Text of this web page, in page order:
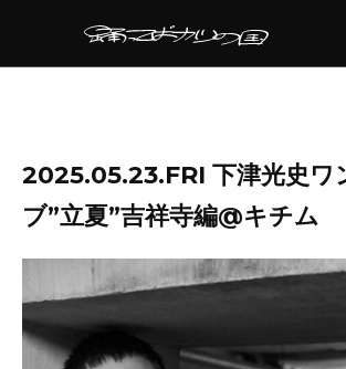
2025.05.23.FRI 下津光史ワ
ブ”立夏”吉祥寺編@キチム